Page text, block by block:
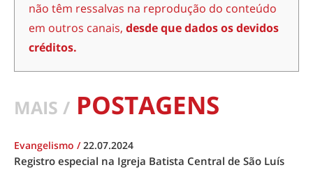
não têm ressalvas na reprodução do conteúdo
em outros canais, desde que dados os devidos
créditos.
MAIS / POSTAGENS
Evangelismo /22.07.2024
Registro especial na Igreja Batista Central de São Luís